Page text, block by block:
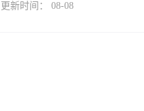
更新时间： 08-08